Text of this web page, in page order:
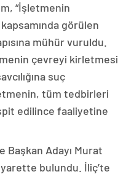
“İşletmenin
görülen
mühür vuruldu.
çevreyi kirletmesi
suç
tüm tedbirleri
edilince faaliyetine
Adayı Murat
bulundu. İliç’te